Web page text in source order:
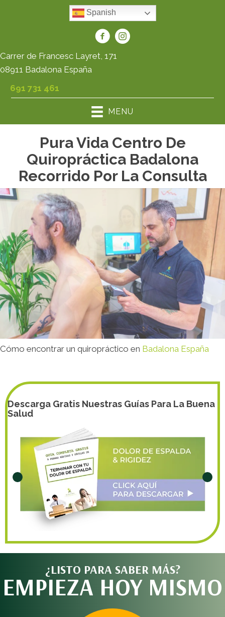
Spanish
Carrer de Francesc Layret, 171
08911 Badalona España
691 731 461
MENU
Pura Vida Centro De
Quiropráctica Badalona
Recorrido Por La Consulta
Cómo encontrar un quiropráctico en Badalona España
Descarga Gratis Nuestras Guías Para La Buena
Salud
¿LISTO PARA SABER MÁS?
EMPIEZA HOY MISMO